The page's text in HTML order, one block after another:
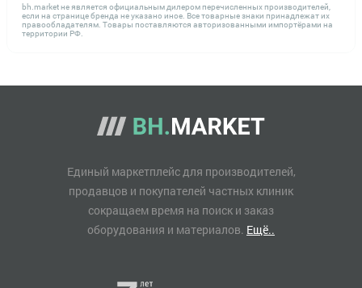
bh.market не является официальным дилером перечисленных производителей,
если на странице бренда не указано иное. Все товарные знаки принадлежат их
правообладателям. Товары поставляются авторизованными импортёрами на
территории РФ.
Единый маркетплейс для производителей,
продавцов и покупателей частных клиник
сокращаем время на поиск и заказ
оборудования и материалов. Ещё..